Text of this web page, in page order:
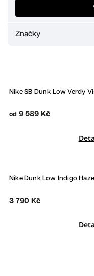
Značky
New Balance
UGG
Nike SB Dunk Low Verdy
od 9 589 Kč
Nike Dunk Low Indigo
3 790 Kč